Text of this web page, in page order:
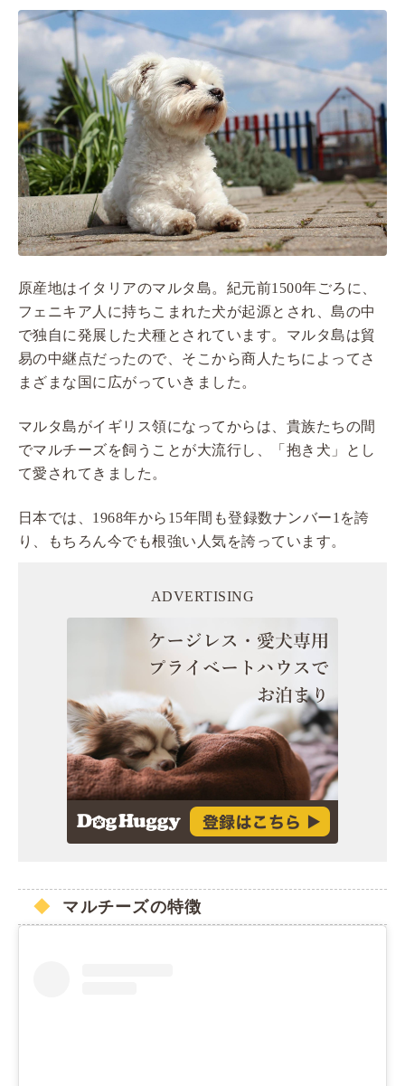
原産地はイタリアのマルタ島。紀元前1500年ごろに、
フェニキア人に持ちこまれた犬が起源とされ、島の中
で独自に発展した犬種とされています。マルタ島は貿
易の中継点だったので、そこから商人たちによってさ
まざまな国に広がっていきました。
マルタ島がイギリス領になってからは、貴族たちの間
でマルチーズを飼うことが大流行し、「抱き犬」とし
て愛されてきました。
日本では、1968年から15年間も登録数ナンバー1を誇
り、もちろん今でも根強い人気を誇っています。
ADVERTISING
マルチーズの特徴